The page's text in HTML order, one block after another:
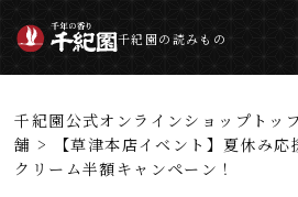
千紀園の読みもの
千紀園公式オンラインショップトッ
舗 > 【草津本店イベント】夏休み応
クリーム半額キャンペーン！